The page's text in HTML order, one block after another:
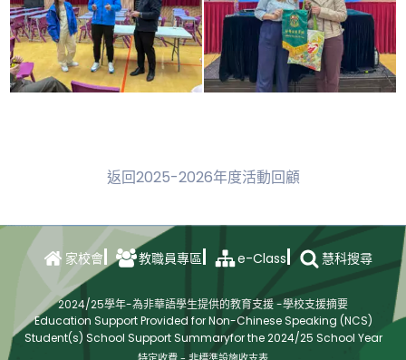
返回2025-2026年度活動回顧
家校會 教職員專區 e-Class 慧科搜尋
2024/25學年-為非華語學生提供的教育支援 -學校支援摘要
Education Support Provided for Non-Chinese Speaking (NCS)
Student(s) School Support Summaryfor the 2024/25 School Year